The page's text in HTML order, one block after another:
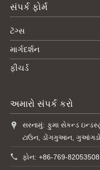
સંપર્ક ફોર્મ
ટૅગ્સ
માર્ગદર્શન
ફીચર્ડ
અમારો સંપર્ક કરો
સરનામું: ફુમા સેકન્ડ
ટાઉન, ડોંગગુઆન,
ફોન: +86-769-82053508